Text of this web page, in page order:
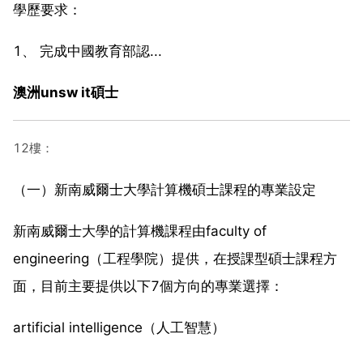
學歷要求：
1、 完成中國教育部認...
澳洲unsw it碩士
12樓：
（一）新南威爾士大學計算機碩士課程的專業設定
新南威爾士大學的計算機課程由faculty of
engineering（工程學院）提供，在授課型碩士課程方
面，目前主要提供以下7個方向的專業選擇：
artificial intelligence（人工智慧）